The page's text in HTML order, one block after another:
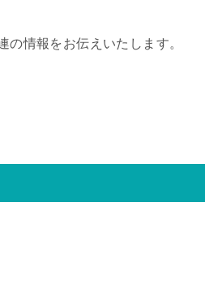
情報をお伝えいたします。